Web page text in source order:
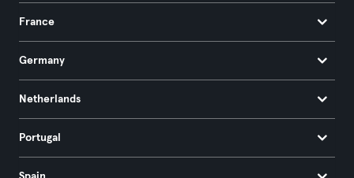
France
Germany
Netherlands
Portugal